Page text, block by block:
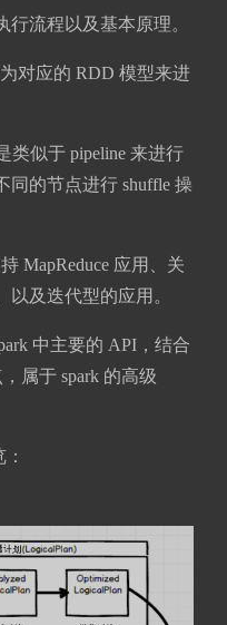
行流程以及基本原理。
对应的 RDD 模型来进
类似于 pipeline 来进行
同的节点进行 shuffle 操
MapReduce 应用、关
及迭代型的应用。
中主要的 API，结合
属于 spark 的高级